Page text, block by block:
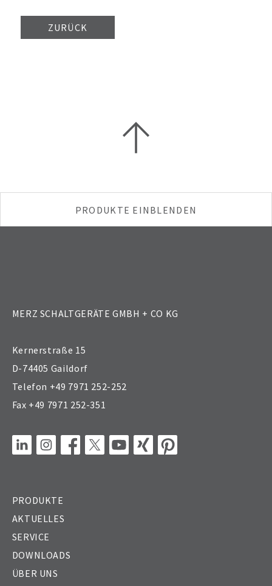
ZURÜCK
PRODUKTE EINBLENDEN
schalter
USPA-
MERZ SCHALTGERÄTE GMBH + CO KG
Kernerstraße 15
D-74405 Gaildorf
Telefon +49 7971 252-252
Fax +49 7971 252-351
LinkedIn
Instagram
Facebook
X YouTube
XINGPinterest
PRODUKTE
AKTUELLES
SERVICE
DOWNLOADS
ÜBER UNS